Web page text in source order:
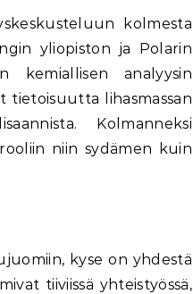
kolmesta
yliopiston ja Polarin
kemiallisen analyysin
tietoisuutta lihasmassan
Kolmanneksi
niin sydämen kuin
kyse on yhdestä
tiiviissä yhteistyössä,